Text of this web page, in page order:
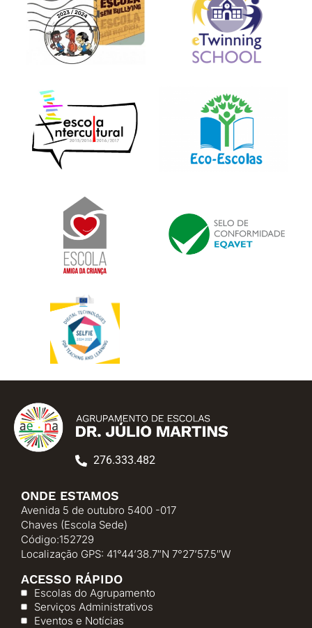
276.333.482
ONDE ESTAMOS
Avenida 5 de outubro 5400 -017
Chaves (Escola Sede)
Código:152729
Localização GPS: 41°44’38.7″N 7°27’57.5″W
ACESSO RÁPIDO
Escolas do Agrupamento
Serviços Administrativos
Eventos e Notícias